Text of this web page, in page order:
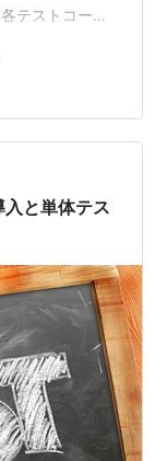
テストコード
れ子構造をと
' do #テスト内
記で、どの機能
た。◎itメソッド
入と単体テス